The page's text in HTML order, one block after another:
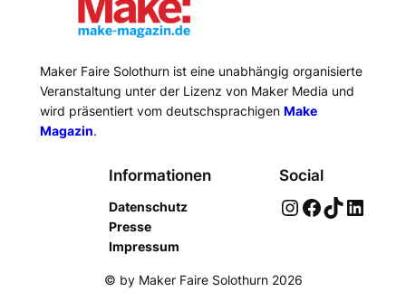
Maker Faire Solothurn ist eine unabhängig organisierte
Veranstaltung unter der Lizenz von Maker Media und
wird präsentiert vom deutschsprachigen Make
Magazin.
Informationen
Datenschutz
Presse
Impressum
Social
InstagramFacebook TikTok LinkedIn
© by Maker Faire Solothurn 2026